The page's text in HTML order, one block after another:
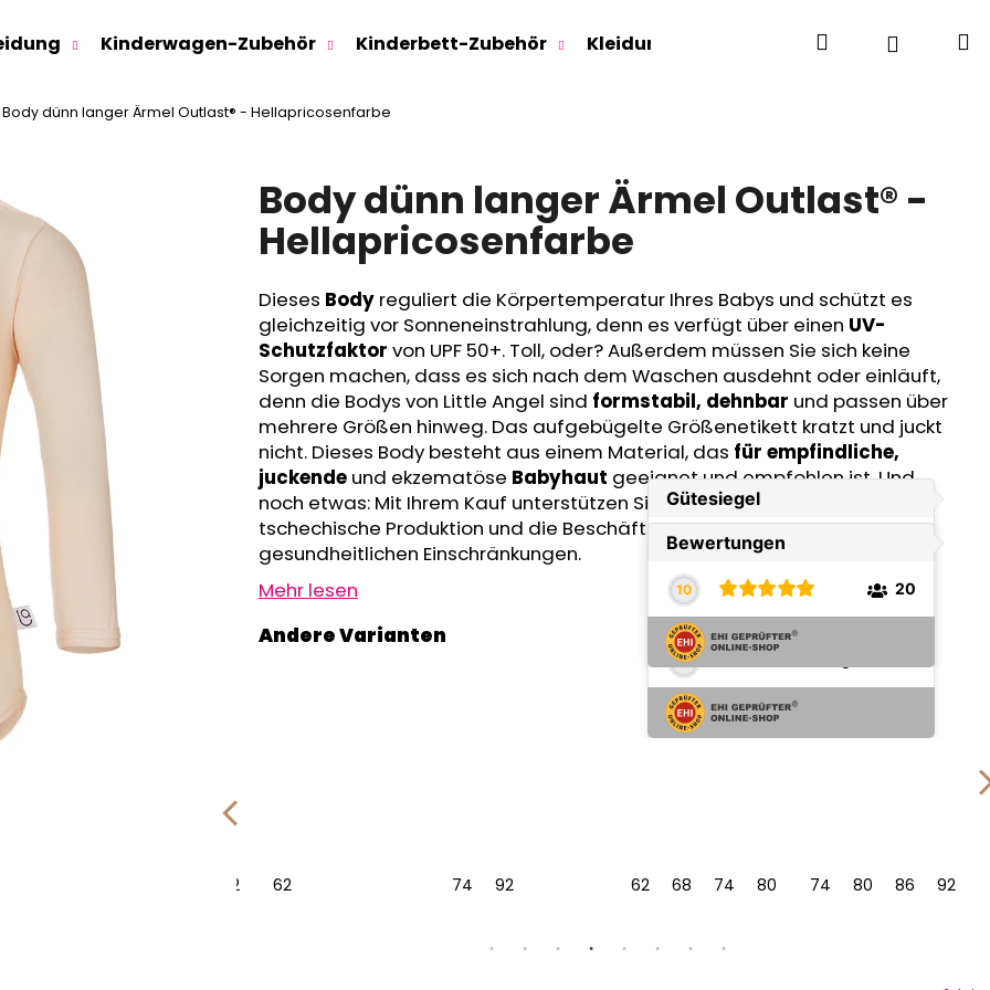
Kinderwagen-Zubehör Kinderbett-Zubehör Kleidung für Jugendliche Für
SuchenLogin
Body dünn langer Ärmel Outlast® - Hellapricosenfarbe
Body dünn langer Ärmel Outlast® -
Hellapricosenfarbe
Dieses Body reguliert die Körpertemperatur Ihres Babys und schützt es
gleichzeitig vor Sonneneinstrahlung, denn es verfügt über einen UV-
Schutzfaktor von UPF 50+. Toll, oder? Außerdem müssen Sie sich keine
Sorgen machen, dass es sich nach dem Waschen ausdehnt oder einläuft,
denn die Bodys von Little Angel sind formstabil, dehnbar und passen über
mehrere Größen hinweg. Das aufgebügelte Größenetikett kratzt und juckt
nicht. Dieses Body besteht aus einem Material, das für empfindliche,
juckende und ekzematöse Babyhaut geeignet und empfohlen ist. Und
noch etwas: Mit Ihrem Kauf unterstützen Sie eine gute Sache – die
tschechische Produktion und die Beschäftigung unserer Kollegen mit
gesundheitlichen Einschränkungen.
Mehr lesen
92 62 74 92 62 68 74 80 86 92 98 104
74 80 86 92
Was suchen Sie?
SUCHEN
Wir empfehlen
- DENIM LÖWE
€32,50
KINDERSITZUNTERLAGE OUTLAST® -
GRAU MELIERT
€24,90